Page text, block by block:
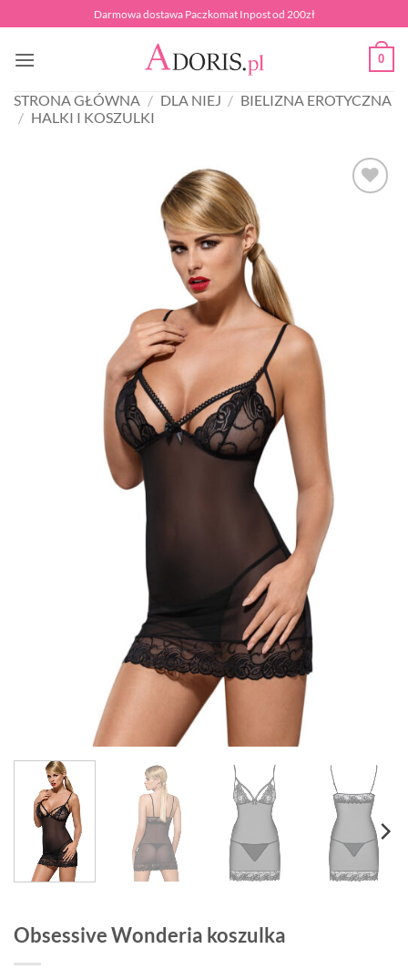
do
zawartości
Darmowa dostawa Paczkomat Inpost od 200zł
0
STRONA GŁÓWNA / DLA NIEJ / BIELIZNA EROTYCZNA
/ HALKI I KOSZULKI
Obsessive Wonderia koszulka